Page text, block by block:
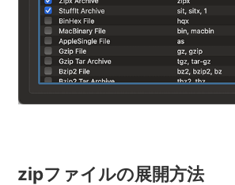
zipファイルの展開方法